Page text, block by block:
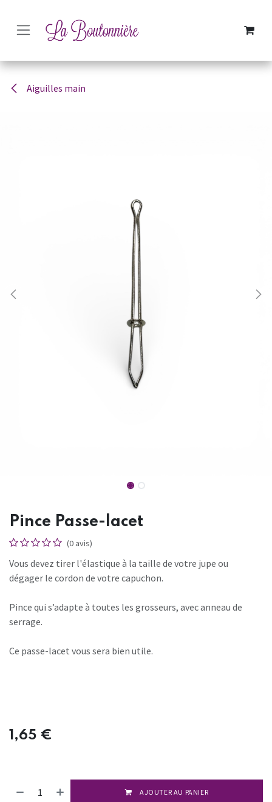
Aiguilles main
Pince Passe-lacet
(0 avis)
Vous devez tirer l'élastique à la taille de votre jupe ou
dégager le cordon de votre capuchon.
Pince qui s’adapte à toutes les grosseurs, avec anneau de
serrage.
Ce passe-lacet vous sera bien utile.
1,65 €
AJOUTER AU PANIER